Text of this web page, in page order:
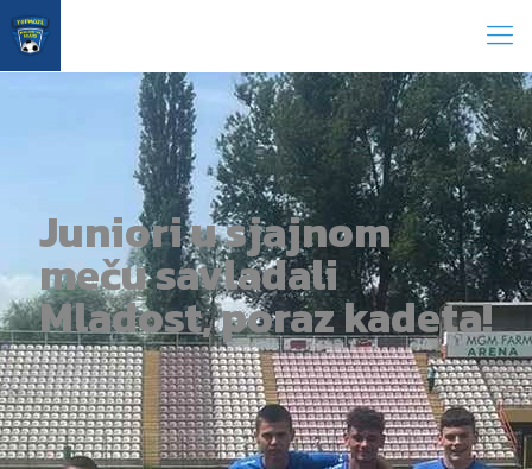
Juniori u sjajnom
meču savladali
Mladost, poraz kadeta!